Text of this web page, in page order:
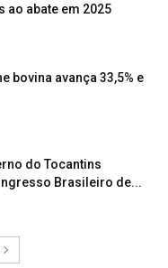
ao abate em 2025
bovina avança 33,5% e
do Tocantins
Brasileiro de...